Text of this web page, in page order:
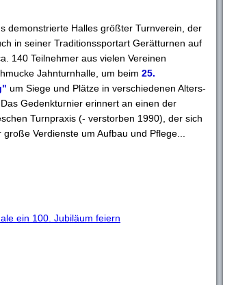
demonstrierte Halles größter Turnverein, der
in seiner Traditionssportart Gerätturnen auf
140 Teilnehmer aus vielen Vereinen
Jahnturnhalle, um beim 25.
um Siege und Plätze in verschiedenen Alters-
Gedenkturnier erinnert an einen der
Turnpraxis (- verstorben 1990), der sich
Verdienste um Aufbau und Pflege...
ein 100. Jubiläum feiern